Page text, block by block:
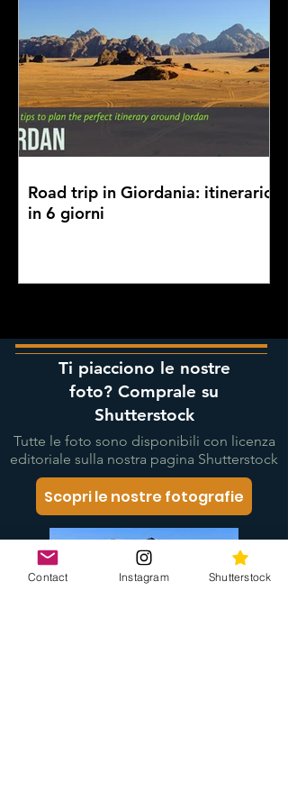
Road trip in Giordania: itinerario
in 6 giorni
Ti piacciono le nostre
foto? Comprale su
Shutterstock
Tutte le foto sono disponibili con licenza
editoriale sulla nostra pagina Shutterstock
Scopri le nostre fotografie
Contact Instagram Shutterstock